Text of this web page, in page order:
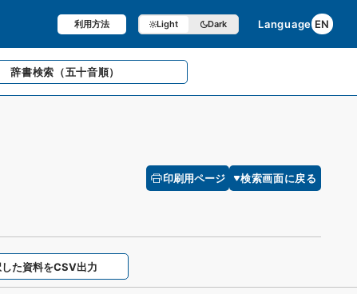
利用方法 Light Dark Language EN
辞書検索 （五十音順）
印刷用ページ 検索画面に戻る
た資料をCSV出力